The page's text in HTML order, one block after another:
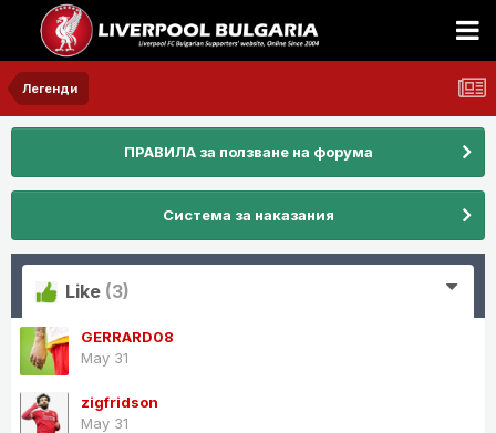
Легенди
ПРАВИЛА за ползване на форума
Система за наказания
Like (3)
GERRARD08
May 31
zigfridson
May 31